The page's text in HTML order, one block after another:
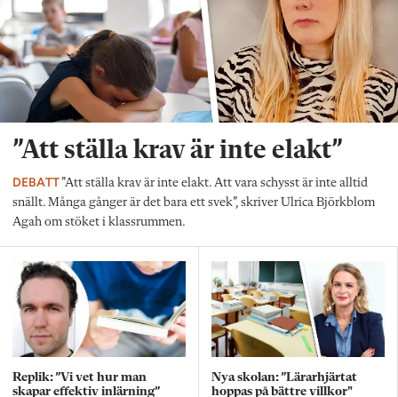
”Att ställa krav är inte elakt”
DEBATT”Att ställa krav är inte elakt. Att vara schysst är inte alltid
snällt. Många gånger är det bara ett svek”, skriver Ulrica Björkblom
Agah om stöket i klassrummen.
Replik: ”Vi vet hur man
skapar effektiv inlärning”
Nya skolan: ”Lärarhjärtat
hoppas på bättre villkor"